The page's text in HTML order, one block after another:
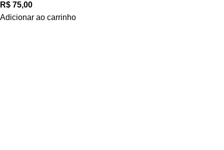
R$ 75,00
Adicionar ao carrinho